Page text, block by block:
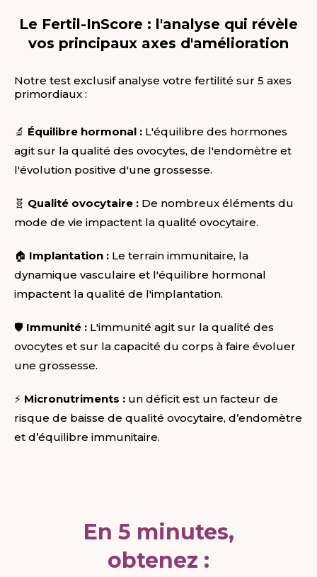
Le Fertil-InScore : l'analyse qui révèle
vos principaux axes d'amélioration
Notre test exclusif analyse votre fertilité sur 5 axes
primordiaux :
🔬 Équilibre hormonal : L'équilibre des hormones
agit sur la qualité des ovocytes, de l'endomètre et
l'évolution positive d'une grossesse.
🧬 Qualité ovocytaire : De nombreux éléments du
mode de vie impactent la qualité ovocytaire.
🏠 Implantation : Le terrain immunitaire, la
dynamique vasculaire et l'équilibre hormonal
impactent la qualité de l'implantation.
🛡️ Immunité : L'immunité agit sur la qualité des
ovocytes et sur la capacité du corps à faire évoluer
une grossesse.
⚡ Micronutriments : un déficit est un facteur de
risque de baisse de qualité ovocytaire, d’endomètre
et d’équilibre immunitaire.
En 5 minutes,
obtenez :